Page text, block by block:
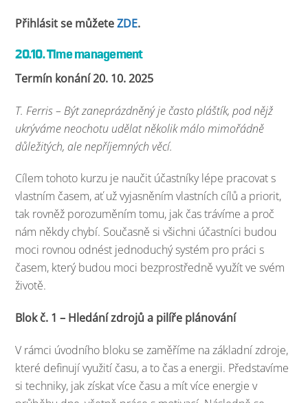
Přihlásit se můžeteZDE.
20.10. Time management
Termín konání 20. 10. 2025
T. Ferris – Být zaneprázdněný je často pláštík, pod nějž
ukrýváme neochotu udělat několik málo mimořádně
důležitých, ale nepříjemných věcí.
Cílem tohoto kurzu je naučit účastníky lépe pracovat s
vlastním časem, ať už vyjasněním vlastních cílů a priorit,
tak rovněž porozuměním tomu, jak čas trávíme a proč
nám někdy chybí. Současně si všichni účastníci budou
moci rovnou odnést jednoduchý systém pro práci s
časem, který budou moci bezprostředně využít ve svém
životě.
Blok č. 1 – Hledání zdrojů a pilíře plánování
V rámci úvodního bloku se zaměříme na základní zdroje,
které definují využití času, a to čas a energii. Představíme
si techniky, jak získat více času a mít více energie v